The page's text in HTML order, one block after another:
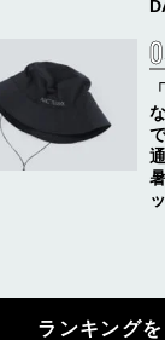
ランキング